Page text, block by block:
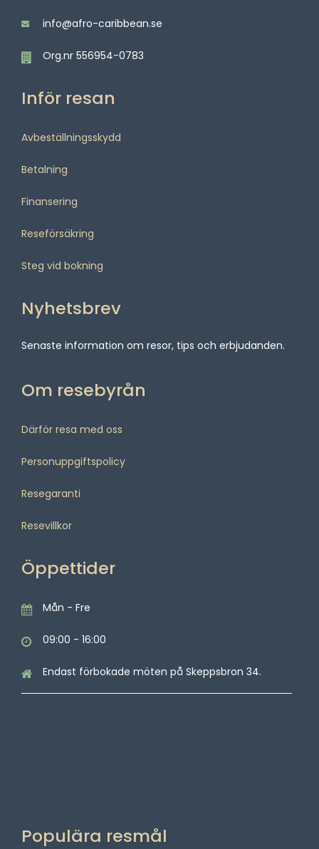
info@afro-caribbean.se
Org.nr 556954-0783
Inför resan
Avbeställningsskydd
Betalning
Finansering
Reseförsäkring
Steg vid bokning
Nyhetsbrev
Senaste information om resor, tips och erbjudanden.
Om resebyrån
Därför resa med oss
Personuppgiftspolicy
Resegaranti
Resevillkor
Öppettider
Mån - Fre
09:00 - 16:00
Endast förbokade möten på Skeppsbron 34.
Populära resmål